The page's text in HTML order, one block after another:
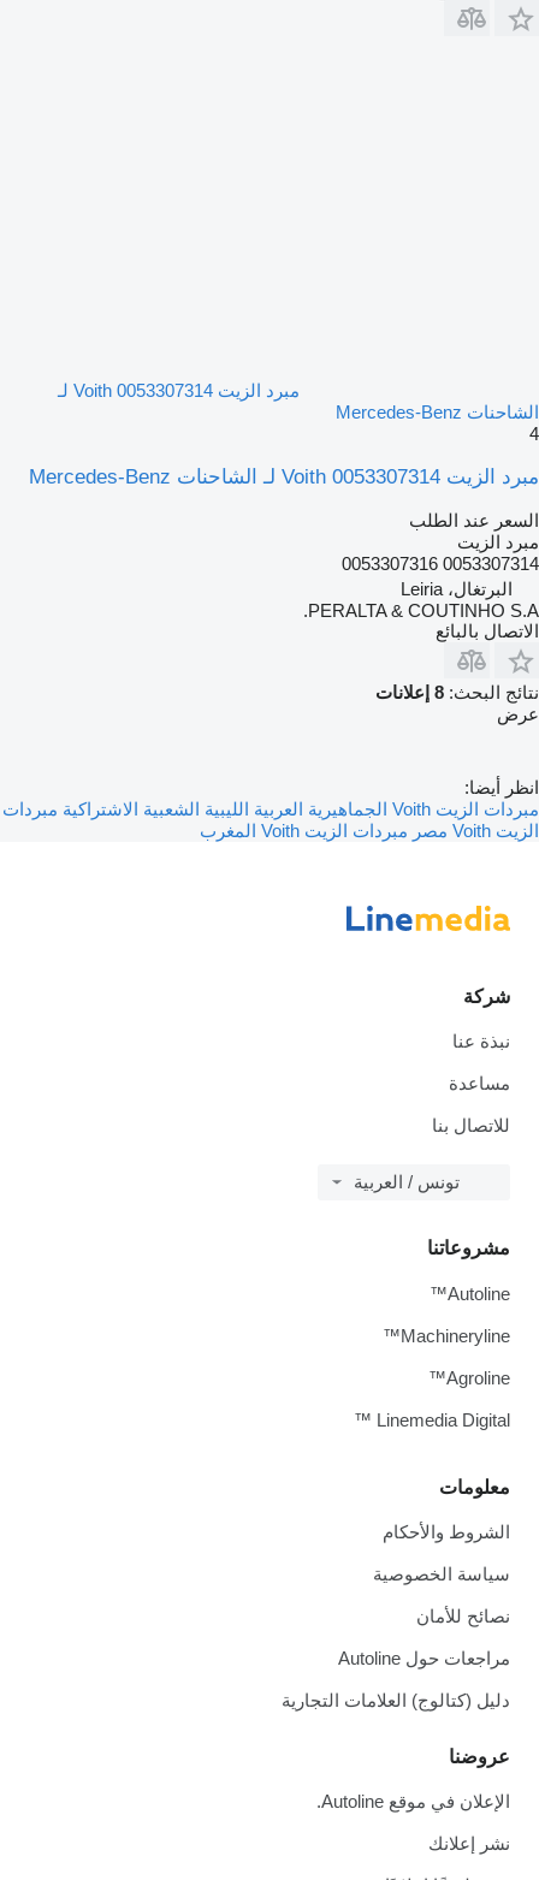
مبرد الزيت Voith 0053307314 لـ
الشاحنات Mercedes-Benz
4
مبرد الزيت Voith 0053307314 لـ الشاحنات Mercedes-Benz
السعر عند الطلب
مبرد الزيت
0053307314 0053307316
البرتغال، Leiria
PERALTA & COUTINHO S.A.
الاتصال بالبائع
نتائج البحث: 8 إعلانات
عرض
انظر أيضا:
مبردات الزيت Voith الجماهيرية العربية الليبية الشعبية الاشتراكية
مبردات
الزيت Voith مصر
مبردات الزيت Voith المغرب
شركة
نبذة عنا
مساعدة
للاتصال بنا
تونس / العربية
معلومات
الشروط والأحكام
سياسة الخصوصية
نصائح للأمان
مراجعات حول Autoline
دليل (كتالوج) العلامات التجارية
عروضنا
الإعلان في موقع Autoline.
نشر إعلانك
مشروعاتنا
Autoline™
Machineryline™
Agroline™
Linemedia Digital ™